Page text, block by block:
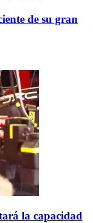
de su gran
la capacidad